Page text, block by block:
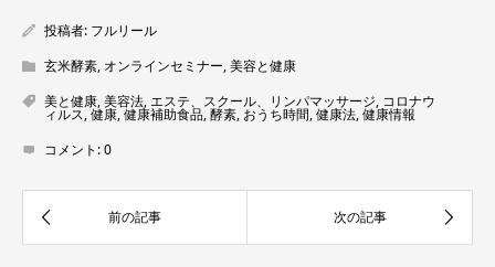
投稿者: フルリール
玄米酵素, オンラインセミナー,美容と健康
美と健康,美容法,エステ、スクール、リンパマッサージ, コロナウ
ィルス,健康,健康補助食品,酵素, おうち時間,健康法,健康情報
コメント:0